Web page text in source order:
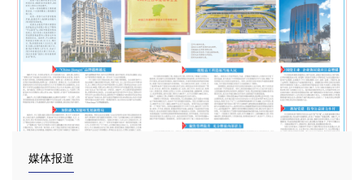
媒体报道